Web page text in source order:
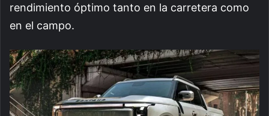
rendimiento óptimo tanto en la carretera como
en el campo.